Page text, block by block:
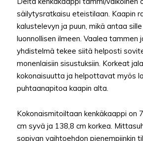
säilytysratkaisu eteistilaan. Kaapin
kalustelevyn ja puun, mikä antaa
luonnollisen ilmeen. Vaalea tammen
yhdistelmä tekee siitä helposti
monenlaisiin sisustuksiin. Korkeat
kokonaisuutta ja helpottavat myös
puhtaanapitoa kaapin alta.
Kokonaismitoiltaan kenkäkaappi on
cm syvä ja 138,8 cm korkea.
sopivan vaihtoehdon pienempiinkin